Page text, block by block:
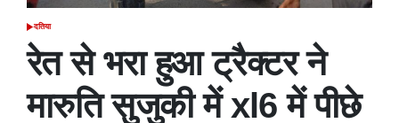
POSTED
IN
दतिया
रेत से भरा हुआ ट्रैक्टर ने
मारुति सुजुकी में xl6 में पीछे